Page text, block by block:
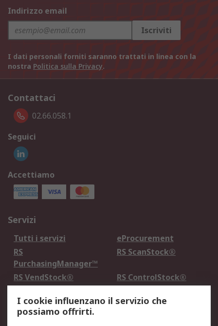
Indirizzo email
Iscriviti
I dati personali forniti saranno trattati in linea con la
nostra Politica sulla Privacy.
Contattaci
02.66.058.1
Seguici
Accettiamo
Servizi
Tutti i servizi
eProcurement
RS
PurchasingManager™
RS ScanStock®
RS VendStock®
RS ControlStock®
Legale
I cookie influenzano il servizio che
possiamo offrirti.